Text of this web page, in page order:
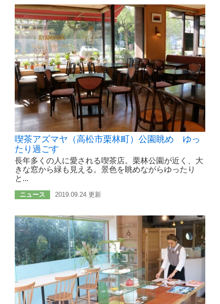
喫茶アズマヤ（高松市栗林町）公園眺め ゆっ
たり過ごす
長年多くの人に愛される喫茶店。栗林公園が近く、大
きな窓から緑も見える。景色を眺めながらゆったり
と...
ニュース 2019.09.24 更新